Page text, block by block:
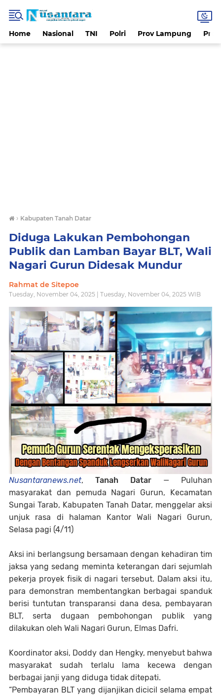
Home Nasional TNI Polri Prov Lampung
› Kabupaten Tanah Datar
Diduga Lakukan Pembohongan
Publik dan Lamban Bayar BLT, Wali
Nagari Gurun Didesak Mundur
Rahmat de Sitepoe
Tuesday, November 04, 2025 | Tuesday, November 04, 2025 WIB
Nusantaranews.net, Tanah Datar — Puluhan
masyarakat dan pemuda Nagari Gurun, Kecamatan
Sungai Tarab, Kabupaten Tanah Datar, menggelar aksi
unjuk rasa di halaman Kantor Wali Nagari Gurun,
Selasa pagi (4/11)
Aksi ini berlangsung bersamaan dengan kehadiran tim
jaksa yang sedang meminta keterangan dari sejumlah
pekerja proyek fisik di nagari tersebut. Dalam aksi itu,
para demonstran membentangkan berbagai spanduk
berisi tuntutan transparansi dana desa, pembayaran
BLT, serta dugaan pembohongan publik yang
dilakukan oleh Wali Nagari Gurun, Elmas Dafri.
Koordinator aksi, Doddy dan Hengky, menyebut bahwa
masyarakat sudah terlalu lama kecewa dengan
berbagai janji yang diduga tidak ditepati.
“Pembayaran BLT yang dijanjikan dicicil selama empat